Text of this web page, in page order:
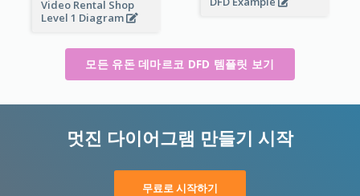
Video Rental Shop
Level 1 Diagram
모든 유돈 데마르코 DFD 템플릿 보기
멋진 다이어그램 만들기 시작
무료로 시작하기